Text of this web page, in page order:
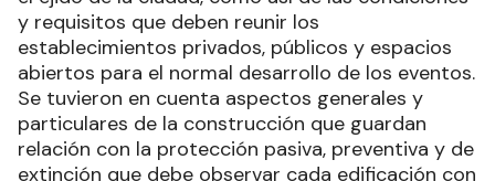
y requisitos que deben reunir los
establecimientos privados, públicos y espacios
abiertos para el normal desarrollo de los eventos.
Se tuvieron en cuenta aspectos generales y
particulares de la construcción que guardan
relación con la protección pasiva, preventiva y de
extinción que debe observar cada edificación con